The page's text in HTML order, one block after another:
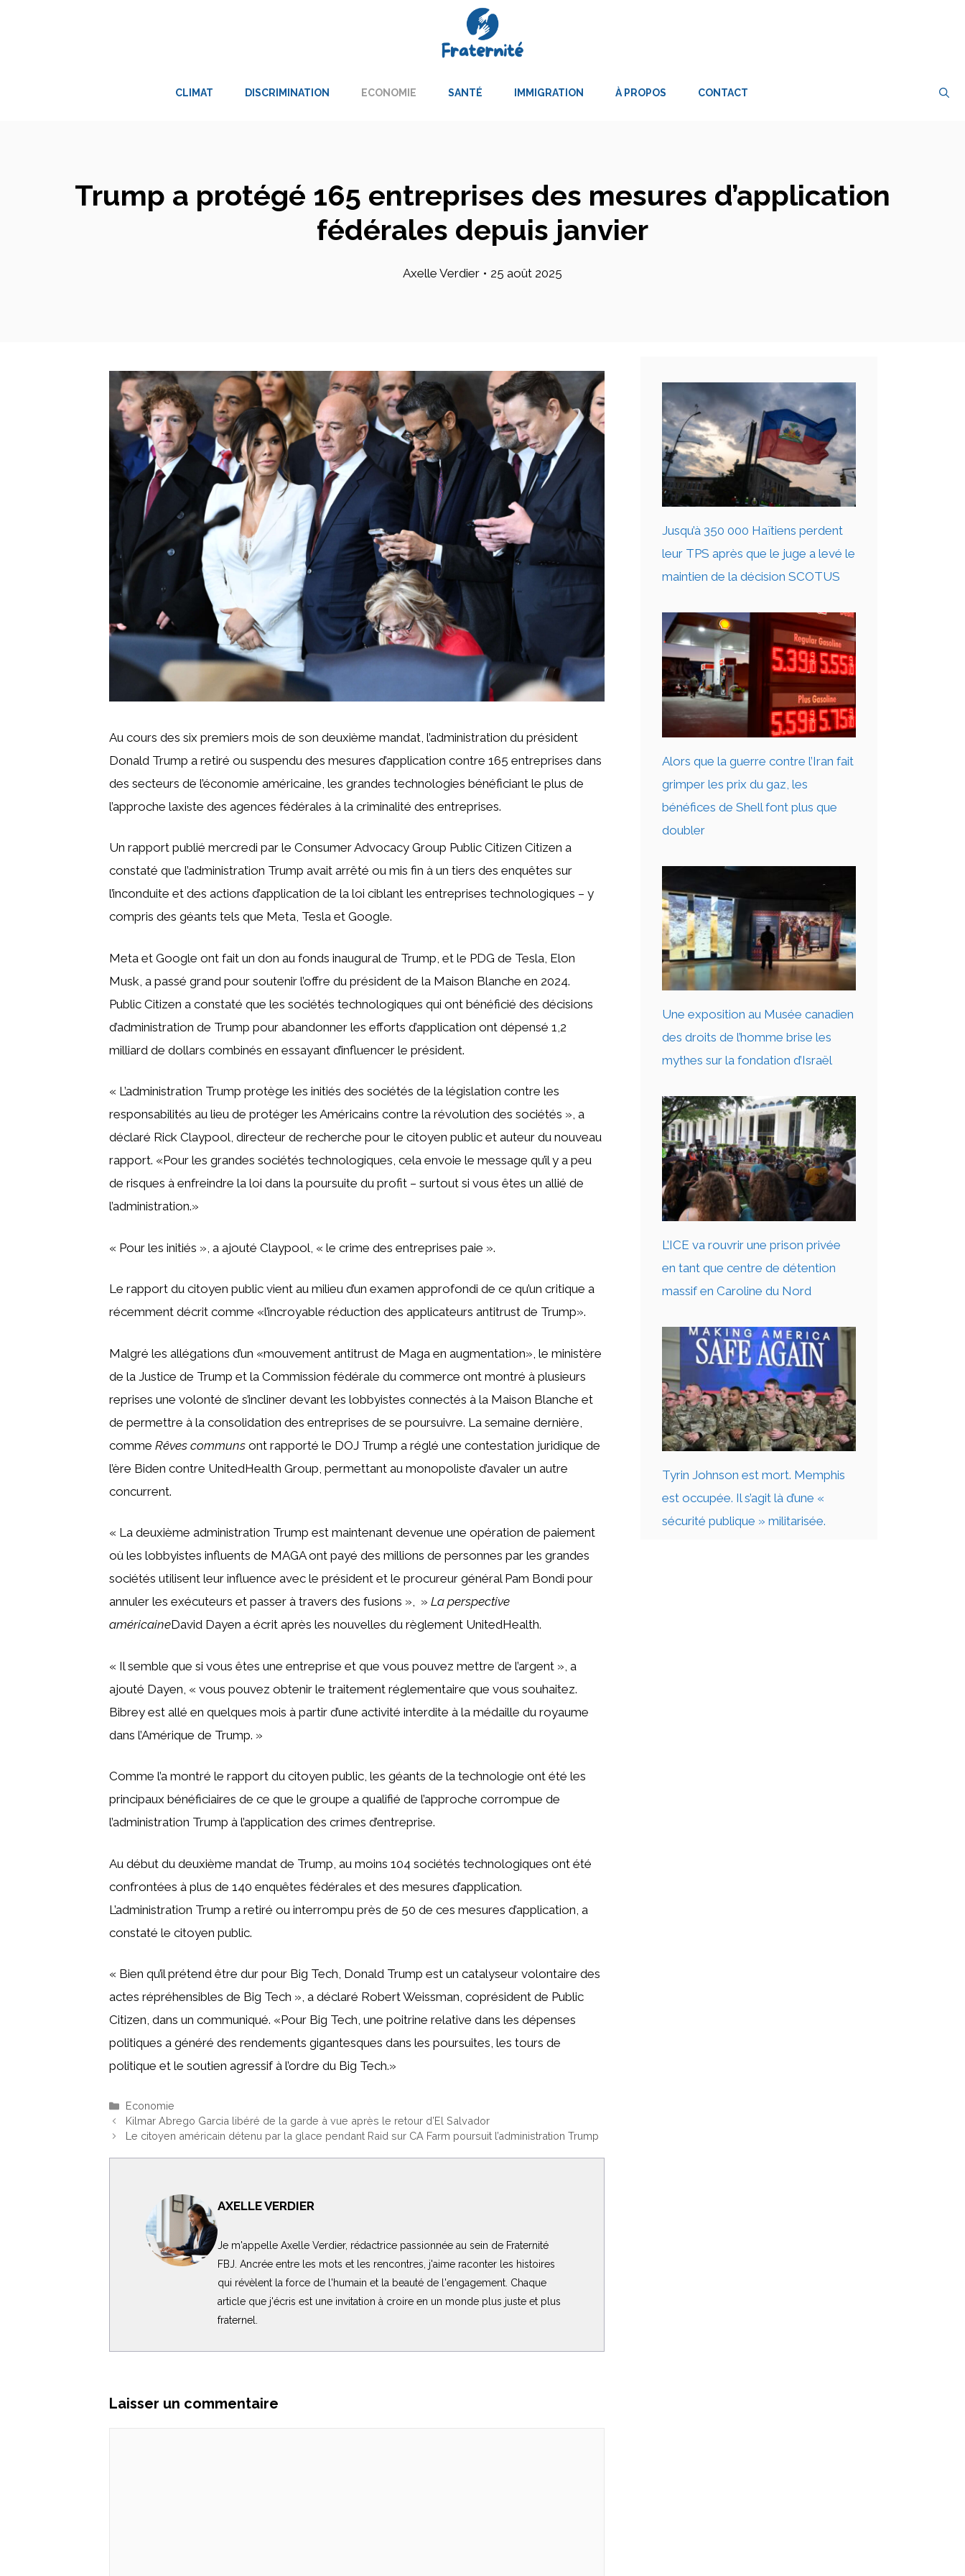
CLIMAT DISCRIMINATION ECONOMIE SANTÉ IMMIGRATION À PROPOS CONTACT
Trump a protégé 165 entreprises des mesures d’application
fédérales depuis janvier
Axelle Verdier • 25 août 2025
Au cours des six premiers mois de son deuxième mandat, l’administration du président
Donald Trump a retiré ou suspendu des mesures d’application contre 165 entreprises dans
des secteurs de l’économie américaine, les grandes technologies bénéficiant le plus de
l’approche laxiste des agences fédérales à la criminalité des entreprises.
Un rapport publié mercredi par le Consumer Advocacy Group Public Citizen Citizen a
constaté que l’administration Trump avait arrêté ou mis fin à un tiers des enquêtes sur
l’inconduite et des actions d’application de la loi ciblant les entreprises technologiques – y
compris des géants tels que Meta, Tesla et Google.
Meta et Google ont fait un don au fonds inaugural de Trump, et le PDG de Tesla, Elon
Musk, a passé grand pour soutenir l’offre du président de la Maison Blanche en 2024.
Public Citizen a constaté que les sociétés technologiques qui ont bénéficié des décisions
d’administration de Trump pour abandonner les efforts d’application ont dépensé 1,2
milliard de dollars combinés en essayant d’influencer le président.
« L’administration Trump protège les initiés des sociétés de la législation contre les
responsabilités au lieu de protéger les Américains contre la révolution des sociétés », a
déclaré Rick Claypool, directeur de recherche pour le citoyen public et auteur du nouveau
rapport. «Pour les grandes sociétés technologiques, cela envoie le message qu’il y a peu
de risques à enfreindre la loi dans la poursuite du profit – surtout si vous êtes un allié de
l’administration.»
« Pour les initiés », a ajouté Claypool, « le crime des entreprises paie ».
Le rapport du citoyen public vient au milieu d’un examen approfondi de ce qu’un critique a
récemment décrit comme «l’incroyable réduction des applicateurs antitrust de Trump».
Malgré les allégations d’un «mouvement antitrust de Maga en augmentation», le ministère
de la Justice de Trump et la Commission fédérale du commerce ont montré à plusieurs
reprises une volonté de s’incliner devant les lobbyistes connectés à la Maison Blanche et
de permettre à la consolidation des entreprises de se poursuivre. La semaine dernière,
comme Rêves communs ont rapporté le DOJ Trump a réglé une contestation juridique de
l’ère Biden contre UnitedHealth Group, permettant au monopoliste d’avaler un autre
concurrent.
« La deuxième administration Trump est maintenant devenue une opération de paiement
où les lobbyistes influents de MAGA ont payé des millions de personnes par les grandes
sociétés utilisent leur influence avec le président et le procureur général Pam Bondi pour
annuler les exécuteurs et passer à travers des fusions », » La perspective
américaineDavid Dayen a écrit après les nouvelles du règlement UnitedHealth.
« Il semble que si vous êtes une entreprise et que vous pouvez mettre de l’argent », a
ajouté Dayen, « vous pouvez obtenir le traitement réglementaire que vous souhaitez.
Bibrey est allé en quelques mois à partir d’une activité interdite à la médaille du royaume
dans l’Amérique de Trump. »
Comme l’a montré le rapport du citoyen public, les géants de la technologie ont été les
principaux bénéficiaires de ce que le groupe a qualifié de l’approche corrompue de
l’administration Trump à l’application des crimes d’entreprise.
Au début du deuxième mandat de Trump, au moins 104 sociétés technologiques ont été
confrontées à plus de 140 enquêtes fédérales et des mesures d’application.
L’administration Trump a retiré ou interrompu près de 50 de ces mesures d’application, a
constaté le citoyen public.
« Bien qu’il prétend être dur pour Big Tech, Donald Trump est un catalyseur volontaire des
actes répréhensibles de Big Tech », a déclaré Robert Weissman, coprésident de Public
Citizen, dans un communiqué. «Pour Big Tech, une poitrine relative dans les dépenses
politiques a généré des rendements gigantesques dans les poursuites, les tours de
politique et le soutien agressif à l’ordre du Big Tech.»
Catégories
Economie
Kilmar Abrego Garcia libéré de la garde à vue après le retour d’El Salvador
Le citoyen américain détenu par la glace pendant Raid sur CA Farm poursuit l’administration Trump
AXELLE VERDIER
Je m'appelle Axelle Verdier, rédactrice passionnée au sein de Fraternité
FBJ. Ancrée entre les mots et les rencontres, j'aime raconter les histoires
qui révèlent la force de l'humain et la beauté de l'engagement. Chaque
article que j'écris est une invitation à croire en un monde plus juste et plus
fraternel.
Laisser un commentaire
Jusqu’à 350 000 Haïtiens perdent
leur TPS après que le juge a levé le
maintien de la décision SCOTUS
Alors que la guerre contre l’Iran fait
grimper les prix du gaz, les
bénéfices de Shell font plus que
doubler
Une exposition au Musée canadien
des droits de l’homme brise les
mythes sur la fondation d’Israël
L’ICE va rouvrir une prison privée
en tant que centre de détention
massif en Caroline du Nord
Tyrin Johnson est mort. Memphis
est occupée. Il s’agit là d’une «
sécurité publique » militarisée.